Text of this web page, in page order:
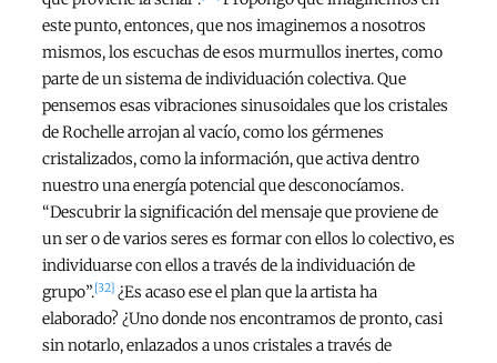
este punto, entonces, que nos imaginemos a nosotros
mismos, los escuchas de esos murmullos inertes, como
parte de un sistema de individuación colectiva. Que
pensemos esas vibraciones sinusoidales que los cristales
de Rochelle arrojan al vacío, como los gérmenes
cristalizados, como la información, que activa dentro
nuestro una energía potencial que desconocíamos.
“Descubrir la significación del mensaje que proviene de
un ser o de varios seres es formar con ellos lo colectivo, es
individuarse con ellos a través de la individuación de
grupo”.[32] ¿Es acaso ese el plan que la artista ha
elaborado? ¿Uno donde nos encontramos de pronto, casi
sin notarlo, enlazados a unos cristales a través de